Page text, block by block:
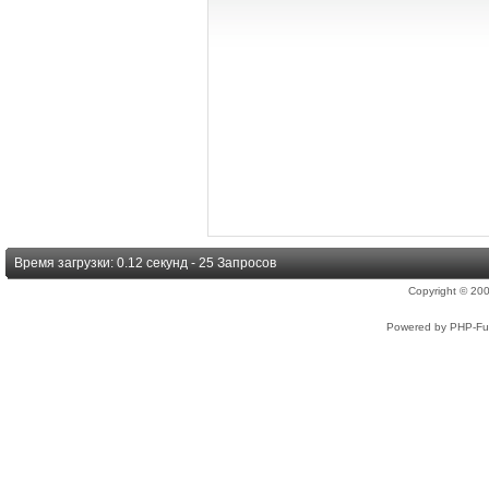
Время загрузки: 0.12 секунд - 25 Запросов
Copyright ©
Powered by PHP-